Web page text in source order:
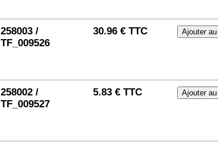
258003 /
TF_009526
30.96 € TTC
258002 /
TF_009527
5.83 € TTC